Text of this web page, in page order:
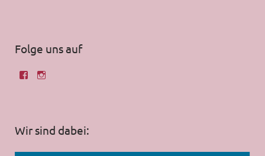
Folge uns auf
Wir sind dabei: